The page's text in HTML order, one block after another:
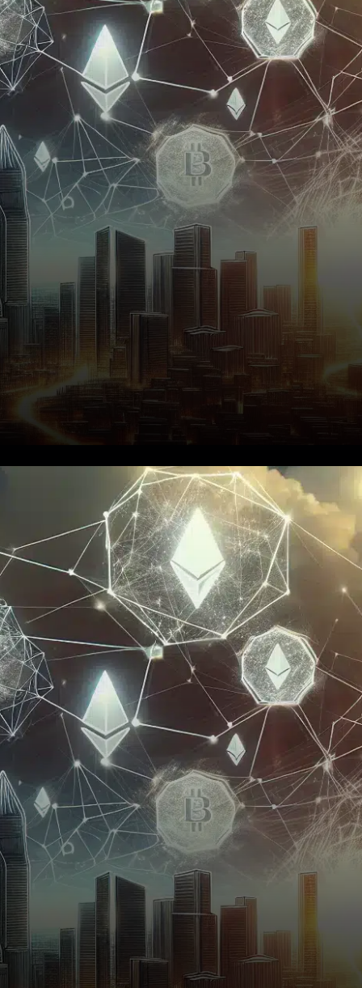
Le 29 octobre 2025, Polygon
Labs a annoncé une
collaboration stratégique avec
Manifold Trading visant à
transformer la gestion de…